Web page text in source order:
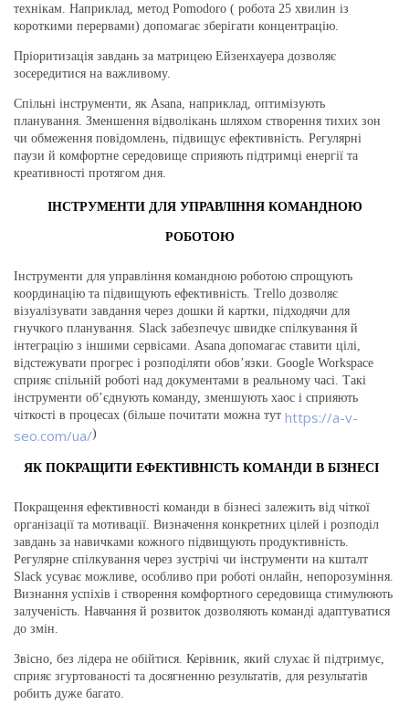
технікам. Наприклад, метод Pomodoro ( робота 25 хвилин із
короткими перервами) допомагає зберігати концентрацію.
Пріоритизація завдань за матрицею Ейзенхауера дозволяє
зосередитися на важливому.
Спільні інструменти, як Asana, наприклад, оптимізують
планування. Зменшення відволікань шляхом створення тихих зон
чи обмеження повідомлень, підвищує ефективність. Регулярні
паузи й комфортне середовище сприяють підтримці енергії та
креативності протягом дня.
ІНСТРУМЕНТИ ДЛЯ УПРАВЛІННЯ КОМАНДНОЮ
РОБОТОЮ
Інструменти для управління командною роботою спрощують
координацію та підвищують ефективність. Trello дозволяє
візуалізувати завдання через дошки й картки, підходячи для
гнучкого планування. Slack забезпечує швидке спілкування й
інтеграцію з іншими сервісами. Asana допомагає ставити цілі,
відстежувати прогрес і розподіляти обов’язки. Google Workspace
сприяє спільній роботі над документами в реальному часі. Такі
інструменти об’єднують команду, зменшують хаос і сприяють
чіткості в процесах (більше почитати можна тут https://a-v-
seo.com/ua/)
ЯК ПОКРАЩИТИ ЕФЕКТИВНІСТЬ КОМАНДИ В БІЗНЕСІ
Покращення ефективності команди в бізнесі залежить від чіткої
організації та мотивації. Визначення конкретних цілей і розподіл
завдань за навичками кожного підвищують продуктивність.
Регулярне спілкування через зустрічі чи інструменти на кшталт
Slack усуває можливе, особливо при роботі онлайн, непорозуміння.
Визнання успіхів і створення комфортного середовища стимулюють
залученість. Навчання й розвиток дозволяють команді адаптуватися
до змін.
Звісно, без лідера не обійтися. Керівник, який слухає й підтримує,
сприяє згуртованості та досягненню результатів, для результатів
робить дуже багато.